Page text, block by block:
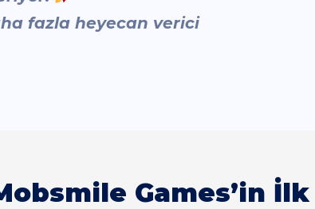
fazla heyecan verici
Games’in